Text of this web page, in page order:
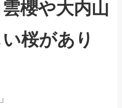
櫻や大内山
桜があり